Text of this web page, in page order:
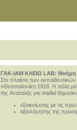
ΓΑΚ-ΙΑΜ ΚΛΕΙΩ LAB: Μνήμη -
Στο πλαίσιο των
«Θεσσαλονίκη 1916. Η πόλη
της Ανατολής για παιδιά
εξοικείωσης με τις
αξιολόγησης της